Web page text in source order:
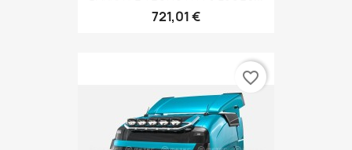
721,01 €
favorite_border